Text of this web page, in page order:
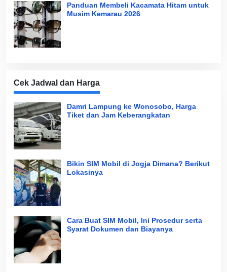
Panduan Membeli Kacamata Hitam untuk
Musim Kemarau 2026
Cek Jadwal dan Harga
Damri Lampung ke Wonosobo, Harga
Tiket dan Jam Keberangkatan
Bikin SIM Mobil di Jogja Dimana? Berikut
Lokasinya
Cara Buat SIM Mobil, Ini Prosedur serta
Syarat Dokumen dan Biayanya